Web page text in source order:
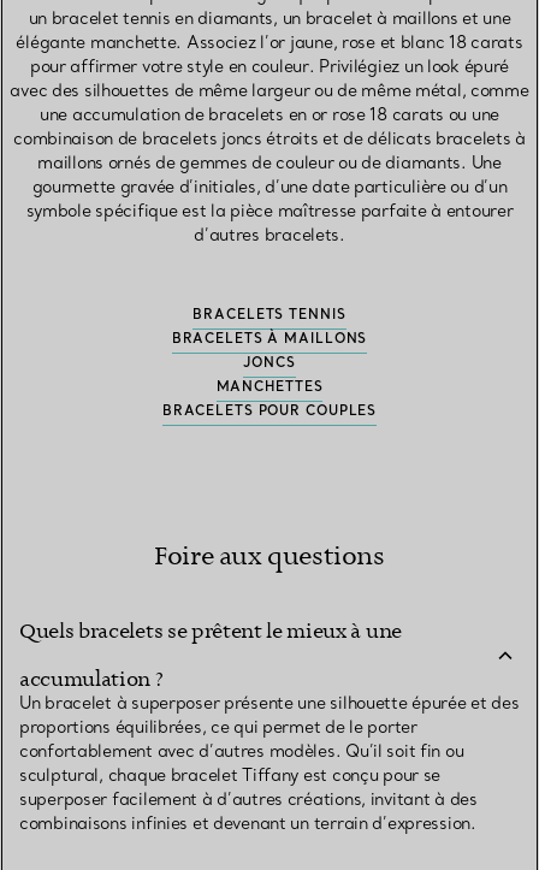
un bracelet tennis en diamants, un bracelet à maillons et une
élégante manchette. Associez l’or jaune, rose et blanc 18 carats
pour affirmer votre style en couleur. Privilégiez un look épuré
avec des silhouettes de même largeur ou de même métal, comme
une accumulation de bracelets en or rose 18 carats ou une
combinaison de bracelets joncs étroits et de délicats bracelets à
maillons ornés de gemmes de couleur ou de diamants. Une
gourmette gravée d’initiales, d’une date particulière ou d’un
symbole spécifique est la pièce maîtresse parfaite à entourer
d’autres bracelets.
BRACELETS TENNIS
BRACELETS À MAILLONS
JONCS
MANCHETTES
BRACELETS POUR COUPLES
Foire aux questions
Quels bracelets se prêtent le mieux à une
accumulation ?
Un bracelet à superposer présente une silhouette épurée et des
proportions équilibrées, ce qui permet de le porter
confortablement avec d’autres modèles. Qu’il soit fin ou
sculptural, chaque bracelet Tiffany est conçu pour se
superposer facilement à d’autres créations, invitant à des
combinaisons infinies et devenant un terrain d’expression.